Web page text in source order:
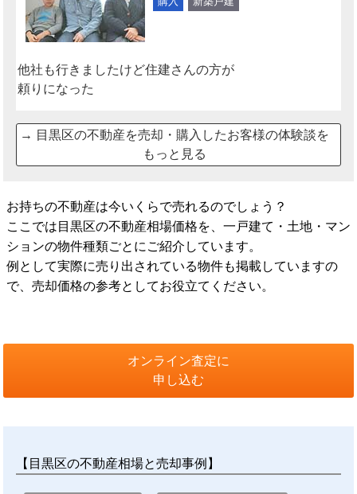
他社も行きましたけど住建さんの方が
頼りになった
→ 目黒区の不動産を売却・購入したお客様の体験談を
もっと見る
お持ちの不動産は今いくらで売れるのでしょう？
ここでは目黒区の不動産相場価格を、一戸建て・土地・マン
ションの物件種類ごとにご紹介しています。
例として実際に売り出されている物件も掲載していますの
で、売却価格の参考としてお役立てください。
オンライン査定に
申し込む
【目黒区の不動産相場と売却事例】